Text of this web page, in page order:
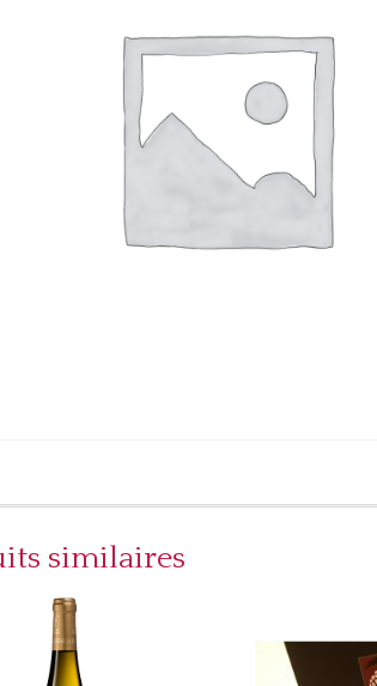
similaires